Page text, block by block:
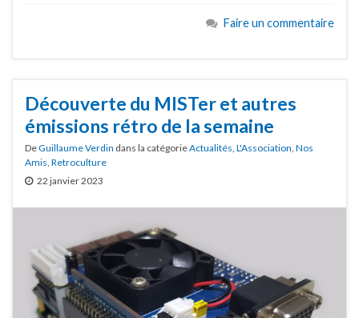
Faire un commentaire
Découverte du MISTer et autres
émissions rétro de la semaine
DeGuillaume Verdin dans la catégorieActualités, L'Association, Nos
Amis, Retroculture
22 janvier 2023